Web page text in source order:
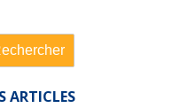
ARTICLES